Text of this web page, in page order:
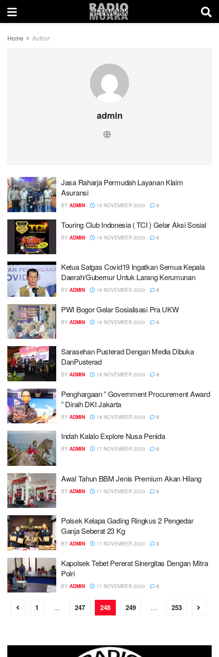
Home Author
admin
Jasa Raharja Permudah Layanan Klaim
Asuransi
BY ADMIN 19 NOVEMBER 2020 0
Touring Club Indonesia ( TCI ) Gelar Aksi Sosial
BY ADMIN 19 NOVEMBER 2020 0
Ketua Satgas Covid19 Ingatkan Semua Kepala
Daerah/Gubernur Untuk Larang Kerumunan
BY ADMIN 19 NOVEMBER 2020 0
PWI Bogor Gelar Sosialisasi Pra UKW
BY ADMIN 18 NOVEMBER 2020 0
Sarasehan Pusterad Dengan Media Dibuka
DanPusterad
BY ADMIN 18 NOVEMBER 2020 0
Penghargaan ” Government Procurement Award
” Diraih DKI Jakarta
BY ADMIN 18 NOVEMBER 2020 0
Indah Kalalo Explore Nusa Penida
BY ADMIN 17 NOVEMBER 2020 0
Awal Tahun BBM Jenis Premium Akan Hilang
BY ADMIN 17 NOVEMBER 2020 0
Polsek Kelapa Gading Ringkus 2 Pengedar
Ganja Seberat 23 Kg
BY ADMIN 17 NOVEMBER 2020 0
Kapolsek Tebet Pererat Sinergitas Dengan Mitra
Polri
BY ADMIN 17 NOVEMBER 2020 0
1 … 247 248 249 … 253